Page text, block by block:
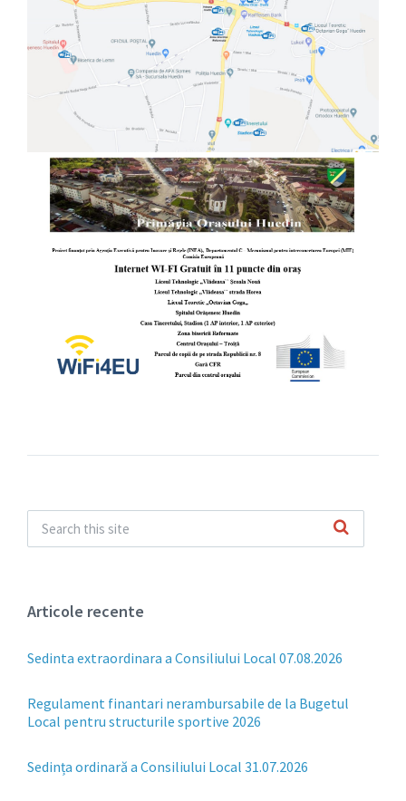
Articole recente
Sedinta extraordinara a Consiliului Local 07.08.2026
Regulament finantari nerambursabile de la Bugetul
Local pentru structurile sportive 2026
Sedința ordinară a Consiliului Local 31.07.2026